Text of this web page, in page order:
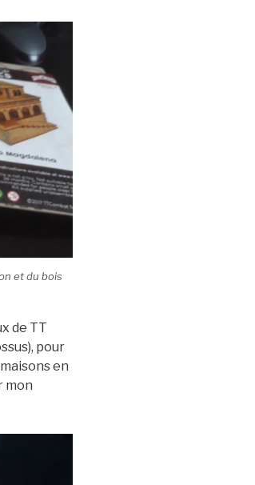
et du bois
de TT
pour
en
mon